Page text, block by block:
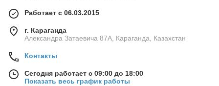
Работает с 06.03.2015
г. Караганда
Александра Затаевича 87А, Караганда, Казахстан
Контакты
Сегодня работает с 09:00 до 18:00
Показать весь график работы